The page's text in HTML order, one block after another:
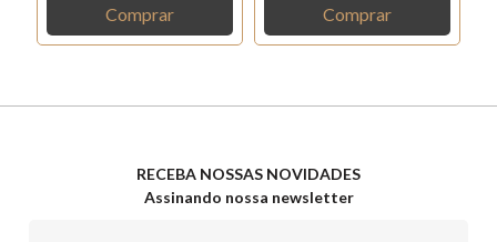
Comprar Comprar
RECEBA NOSSAS NOVIDADES
Assinando nossa newsletter